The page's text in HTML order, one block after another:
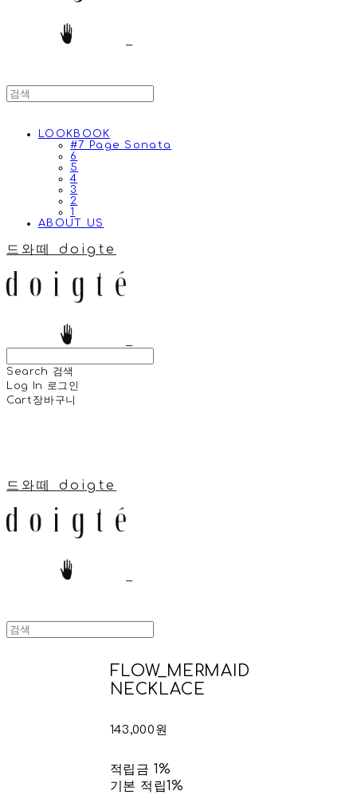
LOOKBOOK
#7 Page Sonata
6
5
4
3
2
1
ABOUT US
드와떼 doigte
Search 검색
Log In
로그인
Cart 장바구니
드와떼 doigte
FLOW_MERMAID
NECKLACE
143,000원
적립금 1%
기본 적립1%